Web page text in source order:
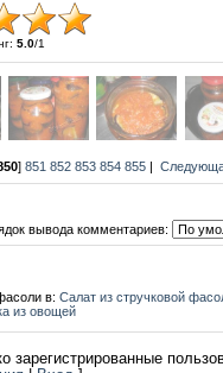
: 5.0/1
]851 852 853 854 855 |
вывода комментариев:
в: Салат из стручковой
из овощей
зарегистрированные